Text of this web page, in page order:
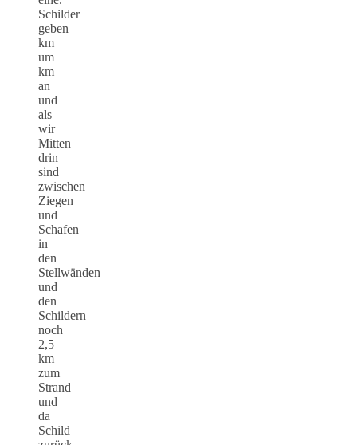
Schilder
geben
km
um
km
an
und
als
wir
Mitten
drin
sind
zwischen
Ziegen
und
Schafen
in
den
Stellwänden
und
den
Schildern
noch
2,5
km
zum
Strand
und
da
Schild